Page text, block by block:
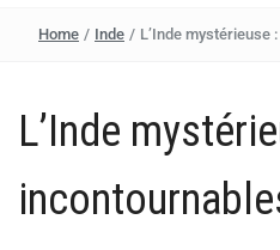
Home / Inde / L’Inde mystérieuse
L’Inde